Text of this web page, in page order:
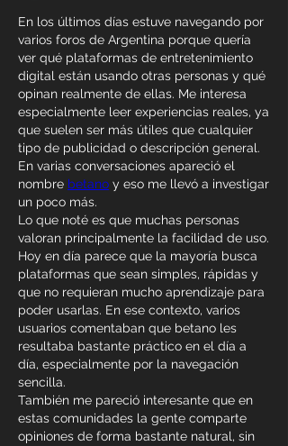
En los últimos días estuve navegando por
varios foros de Argentina porque quería
ver qué plataformas de entretenimiento
digital están usando otras personas y qué
opinan realmente de ellas. Me interesa
especialmente leer experiencias reales, ya
que suelen ser más útiles que cualquier
tipo de publicidad o descripción general.
En varias conversaciones apareció el
nombre betano y eso me llevó a investigar
un poco más.
Lo que noté es que muchas personas
valoran principalmente la facilidad de uso.
Hoy en día parece que la mayoría busca
plataformas que sean simples, rápidas y
que no requieran mucho aprendizaje para
poder usarlas. En ese contexto, varios
usuarios comentaban que betano les
resultaba bastante práctico en el día a
día, especialmente por la navegación
sencilla.
También me pareció interesante que en
estas comunidades la gente comparte
opiniones de forma bastante natural, sin